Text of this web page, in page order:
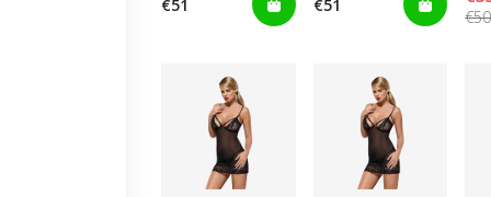
€51 €51
€50